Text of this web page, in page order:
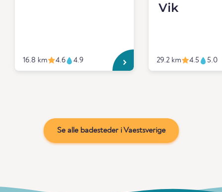
16.8 km 4.6 4.9
Vik
29.2 km 4.5 5.0
Se alle badesteder i Vaestsverige